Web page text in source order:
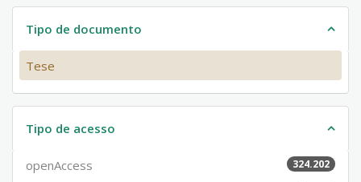
Tipo de documento
Tese
Tipo de acesso
openAccess 324.202